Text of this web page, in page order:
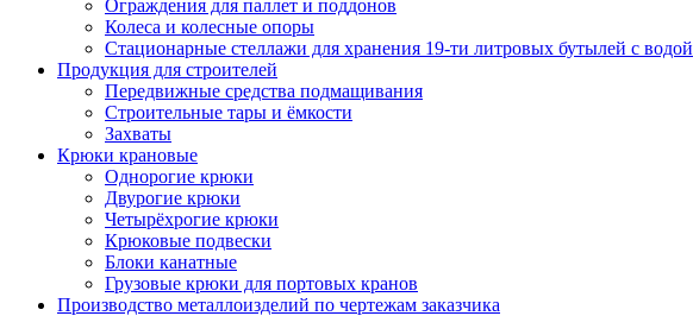
Ограждения для паллет и поддонов
Колеса и колесные опоры
Стационарные стеллажи для хранения 19-ти литровых бутылей с водой
Продукция для строителей
Передвижные средства подмащивания
Строительные тары и ёмкости
Захваты
Крюки крановые
Однорогие крюки
Двурогие крюки
Четырёхрогие крюки
Крюковые подвески
Блоки канатные
Грузовые крюки для портовых кранов
Производство металлоизделий по чертежам заказчика